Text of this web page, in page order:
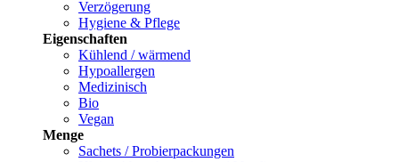
Verzögerung
Hygiene & Pflege
Eigenschaften
Kühlend / wärmend
Hypoallergen
Medizinisch
Bio
Vegan
Menge
Sachets / Probierpackungen